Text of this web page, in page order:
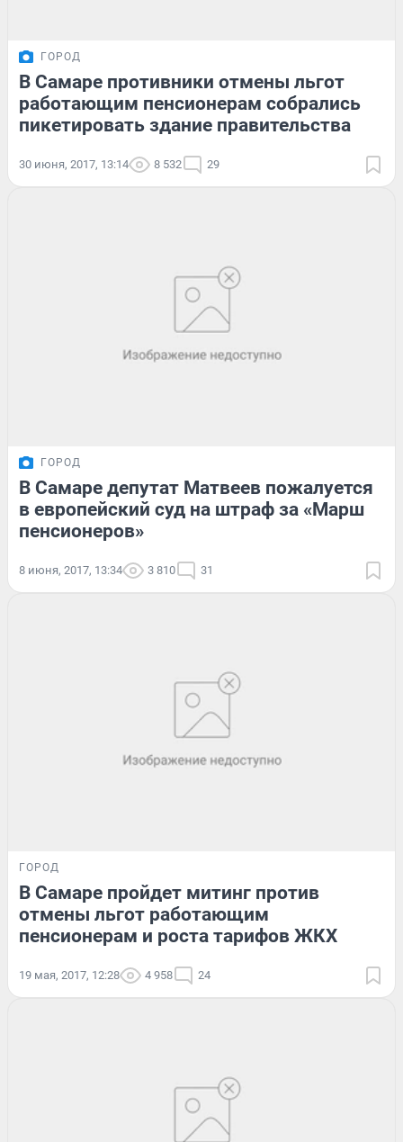
ГОРОД
В Самаре противники отмены льгот
работающим пенсионерам собрались
пикетировать здание правительства
30 июня, 2017, 13:14 8 532 29
ГОРОД
В Самаре депутат Матвеев пожалуется
в европейский суд на штраф за «Марш
пенсионеров»
8 июня, 2017, 13:34 3 810 31
ГОРОД
В Самаре пройдет митинг против
отмены льгот работающим
пенсионерам и роста тарифов ЖКХ
19 мая, 2017, 12:28 4 958 24